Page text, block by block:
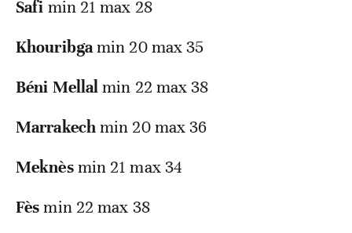
Safi min 21 max 28
Khouribgamin 20 max 35
Béni Mellalmin 22 max 38
Marrakechmin 20 max 36
Meknèsmin 21 max 34
Fèsmin 22 max 38